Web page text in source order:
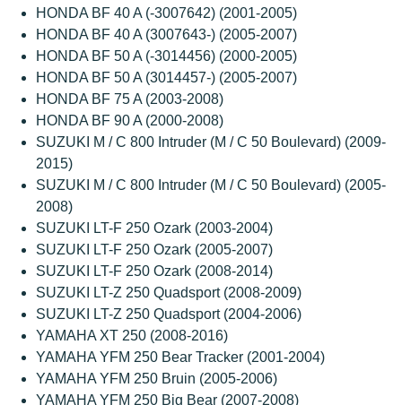
HONDA BF 40 A (-3007642) (2001-2005)
HONDA BF 40 A (3007643-) (2005-2007)
HONDA BF 50 A (-3014456) (2000-2005)
HONDA BF 50 A (3014457-) (2005-2007)
HONDA BF 75 A (2003-2008)
HONDA BF 90 A (2000-2008)
SUZUKI M / C 800 Intruder (M / C 50 Boulevard) (2009-
2015)
SUZUKI M / C 800 Intruder (M / C 50 Boulevard) (2005-
2008)
SUZUKI LT-F 250 Ozark (2003-2004)
SUZUKI LT-F 250 Ozark (2005-2007)
SUZUKI LT-F 250 Ozark (2008-2014)
SUZUKI LT-Z 250 Quadsport (2008-2009)
SUZUKI LT-Z 250 Quadsport (2004-2006)
YAMAHA XT 250 (2008-2016)
YAMAHA YFM 250 Bear Tracker (2001-2004)
YAMAHA YFM 250 Bruin (2005-2006)
YAMAHA YFM 250 Big Bear (2007-2008)